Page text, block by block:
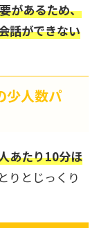
があるため、
話ができない
少人数パ
あたり10分ほ
りとじっくり